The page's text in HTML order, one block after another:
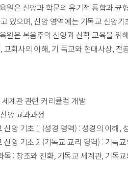
원은 신앙과 학문의 유기적 통합과 균
있으며, 신앙 영역에는 기독교 신앙
원은 복음주의 신앙과 신학 교육을 위
교회사의 이해, 기 독교와 현대사상,
계관 관련 커리큘럼 개발
앙 교과과정
신앙 기초 1 (성경 영역) : 성경의 이해,
신앙 기초 2 (기독교 교리 영역) : 기독
목 : 창조와 진화, 기독교 세계관, 기독